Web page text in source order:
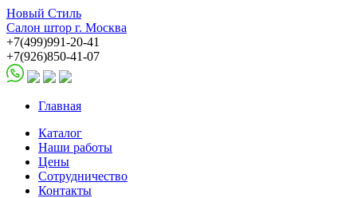
Новый Стиль
Салон штор г. Москва
+7(499)991-20-41
+7(926)850-41-07
Главная
Каталог
Наши работы
Цены
Сотрудничество
Контакты